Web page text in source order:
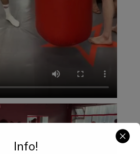
Info!